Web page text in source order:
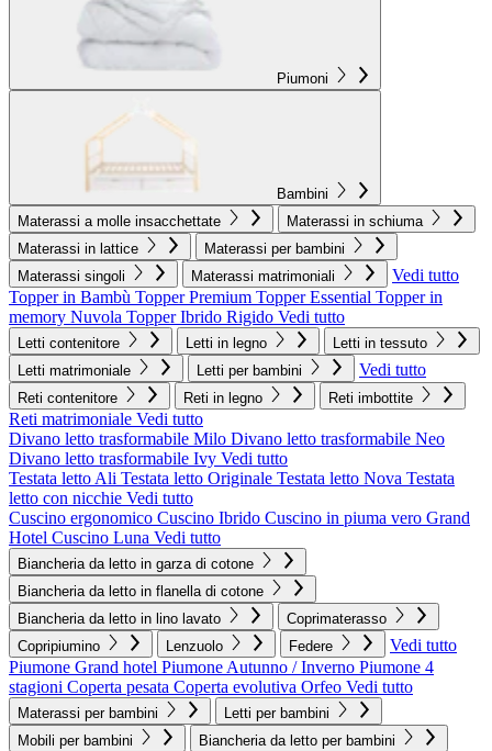
Piumoni
Bambini
Materassi a molle insacchettate
Materassi in schiuma
Materassi in lattice
Materassi per bambini
Materassi singoli
Materassi matrimoniali
Vedi tutto
Topper in Bambù Topper Premium Topper Essential Topper in
memory Nuvola Topper Ibrido Rigido Vedi tutto
Letti contenitore Letti in legno
Letti in tessuto
Letti matrimoniale
Letti per bambini Vedi tutto
Reti contenitore Reti in legno Reti imbottite
Reti matrimoniale Vedi tutto
Divano letto trasformabile Milo Divano letto trasformabile Neo
Divano letto trasformabile Ivy Vedi tutto
Testata letto Ali Testata letto Originale Testata letto Nova Testata
letto con nicchie Vedi tutto
Cuscino ergonomico Cuscino Ibrido Cuscino in piuma vero Grand
Hotel Cuscino Luna Vedi tutto
Biancheria da letto in garza di cotone
Biancheria da letto in flanella di cotone
Biancheria da letto in lino lavato
Coprimaterasso
Copripiumino
Lenzuolo Federe
Vedi tutto
Piumone Grand hotel Piumone Autunno / Inverno Piumone 4
stagioni Coperta pesata Coperta evolutiva Orfeo Vedi tutto
Materassi per bambini
Letti per bambini
Mobili per bambini
Biancheria da letto per bambini